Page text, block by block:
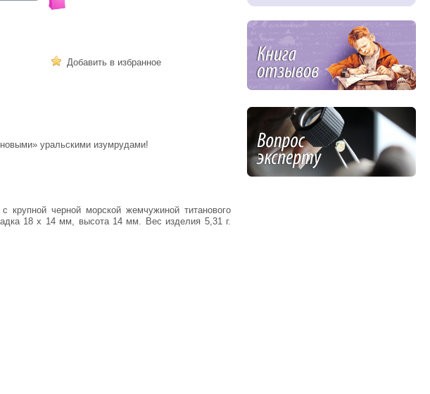
Добавить в избранное
уральскими изумрудами!
18 х 14 мм, высота 14 мм. Вес изделия 5,31 г.